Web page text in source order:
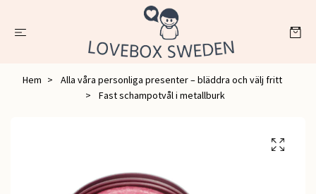
Hem
Alla våra personliga presenter – bläddra och välj fritt
Fast schampotvål i metallburk